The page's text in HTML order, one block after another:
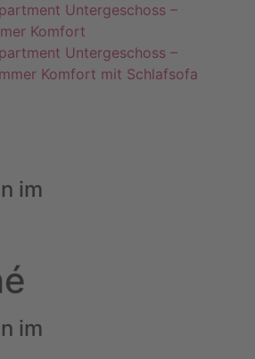
Untergeschoss –
Komfort
Untergeschoss –
Komfort mit Schlafsofa
im
im